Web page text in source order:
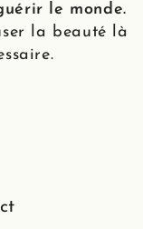
le monde.
la beauté là